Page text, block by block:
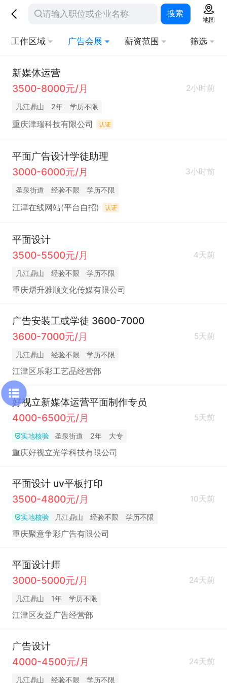
搜索
地图
工作区域 广告会展 薪资范围 筛选
新媒体运营
3500-8000元/月
2小时前
几江鼎山 2年 学历不限
重庆津瑞科技有限公司 认证
平面广告设计学徒助理
3000-6000元/月
3小时前
圣泉街道 经验不限 学历不限
江津在线网站(平台自招) 认证
平面设计
3500-5500元/月
4天前
几江鼎山 经验不限 学历不限
重庆熠升雅顺文化传媒有限公司
广告安装工或学徒 3600-7000
3600-7000元/月
5天前
几江鼎山 经验不限 学历不限
江津区乐彩工艺品经营部
好视立新媒体运营平面制作专员
4000-6500元/月
5天前
实地核验 圣泉街道 2年 大专
重庆好视立光学科技有限公司
平面设计 uv平板打印
3500-4800元/月
10天前
实地核验 几江鼎山 经验不限 学历不限
重庆聚意争彩广告有限公司
平面设计师
3000-5000元/月
24天前
几江鼎山 1年 学历不限
江津区友益广告经营部
广告设计
4000-4500元/月
24天前
几江鼎山 经验不限 学历不限